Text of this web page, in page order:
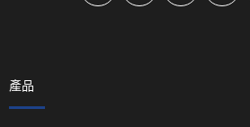
產品